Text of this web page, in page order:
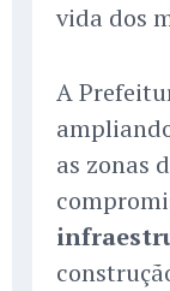
vida dos
A
as zonas